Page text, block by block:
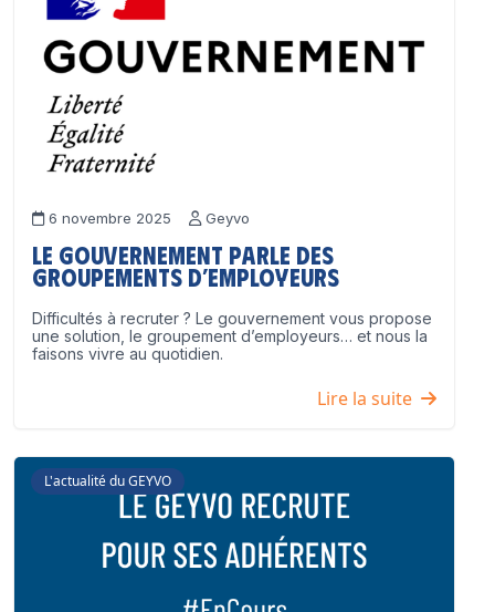
6 novembre 2025 Geyvo
Le Gouvernement parle des
groupements d’employeurs
Difficultés à recruter ? Le gouvernement vous propose
une solution, le groupement d’employeurs… et nous la
faisons vivre au quotidien.
Lire la suite
L'actualité du GEYVO